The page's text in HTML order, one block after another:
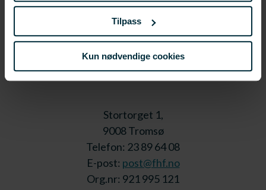
Tilpass
Kun nødvendige cookies
Stortorget 1,
9008 Tromsø
Telefon: 23 89 64 08
E-post: post@fhf.no
Org.nr: 921 995 121